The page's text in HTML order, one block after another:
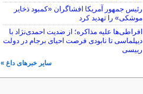
رئیس جمهور آمریکا افشاگران «کمبود ذخایر
موشکی» را تهدید کرد
افراطی‌ها علیه مذاکره؛ از ضدیت احمدی‌نژاد با
دیپلماسی تا نابودی فرصت احیای برجام در دولت
رییسی
سایر خبرهای داغ »